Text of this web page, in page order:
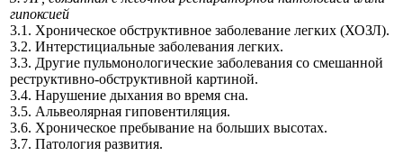
гипоксией
3.1. Хроническое обструктивное заболевание легких (ХОЗЛ).
3.2. Интерстициальные заболевания легких.
3.3. Другие пульмонологические заболевания со смешанной
реструктивно-обструктивной картиной.
3.4. Нарушение дыхания во время сна.
3.5. Альвеолярная гиповентиляция.
3.6. Хроническое пребывание на больших высотах.
3.7. Патология развития.